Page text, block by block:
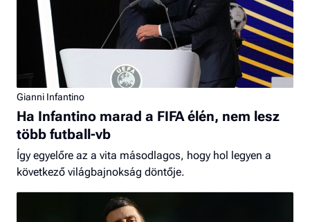
Gianni Infantino
Ha Infantino marad a FIFA élén, nem lesz
több futball-vb
Így egyelőre az a vita másodlagos, hogy hol legyen a
következő világbajnokság döntője.